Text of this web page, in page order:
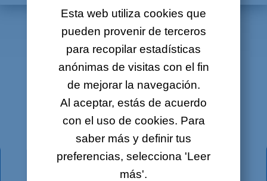
Esta web utiliza cookies que
pueden provenir de terceros
para recopilar estadísticas
anónimas de visitas con el fin
de mejorar la navegación.
Al aceptar, estás de acuerdo
con el uso de cookies. Para
saber más y definir tus
preferencias, selecciona 'Leer
más'.
¡Comunica con total
tranquilidad!
PACK:200MINUTOS